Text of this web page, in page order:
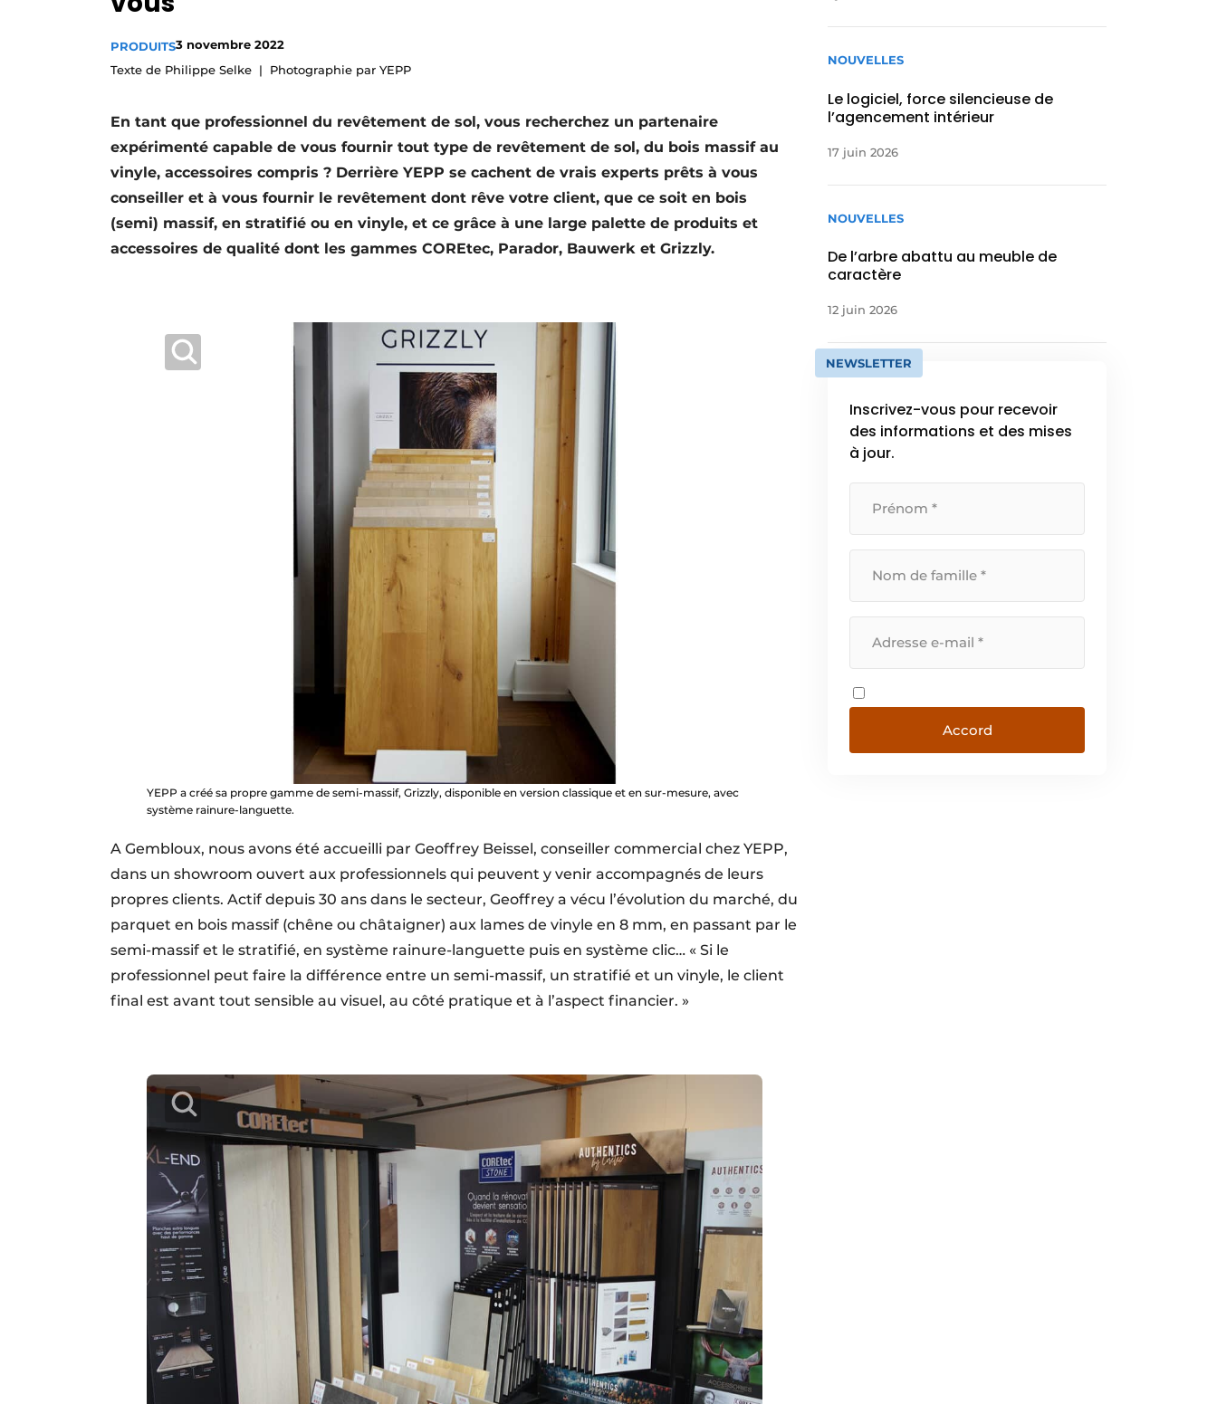
Privacy / Cookie statement
S’inscrire à l’événement
S’inscrire
Termes et conditions
Video’s
PRODUITS3 novembre 2022
Texte de Philippe Selke
Photographie par YEPP
En tant que professionnel du revêtement de sol, vous recherchez un partenaire
expérimenté capable de vous fournir tout type de revêtement de sol, du bois massif au
vinyle, accessoires compris ? Derrière YEPP se cachent de vrais experts prêts à vous
conseiller et à vous fournir le revêtement dont rêve votre client, que ce soit en bois
(semi) massif, en stratifié ou en vinyle, et ce grâce à une large palette de produits et
accessoires de qualité dont les gammes COREtec, Parador, Bauwerk et Grizzly.
YEPP a créé sa propre gamme de semi-massif, Grizzly, disponible en version classique et en sur-mesure, avec
système rainure-languette.
A Gembloux, nous avons été accueilli par Geoffrey Beissel, conseiller commercial chez YEPP,
dans un showroom ouvert aux professionnels qui peuvent y venir accompagnés de leurs
propres clients. Actif depuis 30 ans dans le secteur, Geoffrey a vécu l’évolution du marché, du
parquet en bois massif (chêne ou châtaigner) aux lames de vinyle en 8 mm, en passant par le
semi-massif et le stratifié, en système rainure-languette puis en système clic… « Si le
professionnel peut faire la différence entre un semi-massif, un stratifié et un vinyle, le client
final est avant tout sensible au visuel, au côté pratique et à l’aspect financier. »
NOUVELLES
Le logiciel, force silencieuse de
l’agencement intérieur
17 juin 2026
NOUVELLES
De l’arbre abattu au meuble de
caractère
12 juin 2026
NEWSLETTER
Inscrivez-vous pour recevoir
des informations et des mises
à jour.
Accord